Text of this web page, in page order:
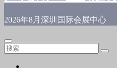
2026年8月深圳国际会展中心